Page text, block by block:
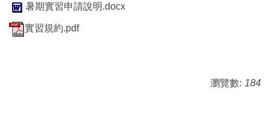
暑期實習申請說明.docx
實習規約.pdf
瀏覽數: 184